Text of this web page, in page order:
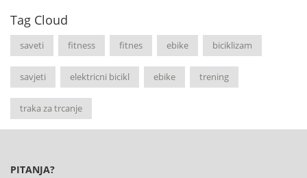
Tag Cloud
saveti fitness fitnes ebike biciklizam
savjeti elektricni bicikl ebike trening
traka za trcanje
PITANJA?